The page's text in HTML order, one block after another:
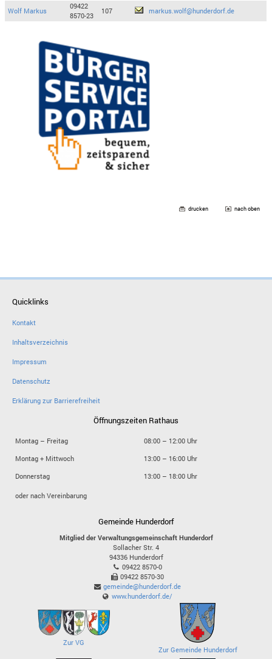
Wolf Markus
09422
8570-23
107 markus.wolf@hunderdorf.de
drucken nach oben
Quicklinks
Kontakt
Inhaltsverzeichnis
Impressum
Datenschutz
Erklärung zur Barrierefreiheit
Öffnungszeiten Rathaus
Montag – Freitag
08:00 – 12:00 Uhr
Montag + Mittwoch
13:00 – 16:00 Uhr
Donnerstag
13:00 – 18:00 Uhr
oder nach Vereinbarung
Gemeinde Hunderdorf
Mitglied der Verwaltungsgemeinschaft Hunderdorf
Sollacher Str. 4
94336 Hunderdorf
09422 8570-0
09422 8570-30
gemeinde@hunderdorf.de
www.hunderdorf.de/
Zur VG
Zur Gemeinde Hunderdorf